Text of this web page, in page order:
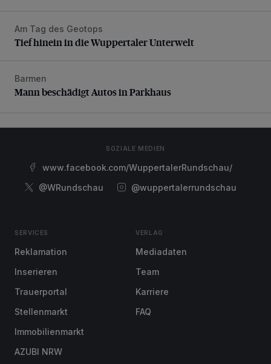
Tief hinein in die Wuppertaler Unterwelt
Am Tag des Geotops
Tief hinein in die Wuppertaler Unterwelt
Mann beschädigt Autos in Parkhaus
Barmen
Mann beschädigt Autos in Parkhaus
SOZIALE MEDIEN
www.facebook.com/WuppertalerRundschau/
@WRundschau
@wuppertalerrundschau
SERVICES
Reklamation
Inserieren
Trauerportal
Stellenmarkt
Immobilienmarkt
AZUBI NRW
VERLAG
Mediadaten
Team
Karriere
FAQ